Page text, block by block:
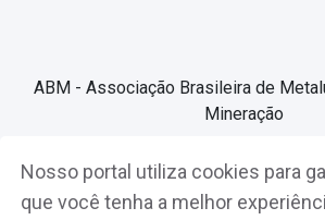
Nosso portal utiliza cookies para
que você tenha a melhor
ABM - Associação Brasileira de
Mineração
Associe-se